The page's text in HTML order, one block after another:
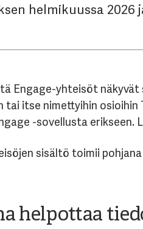
helmikuussa
Engage-yhteisöt näkyvät
tai itse nimettyihin
-sovellusta
sisältö toimii pohjana
helpottaa